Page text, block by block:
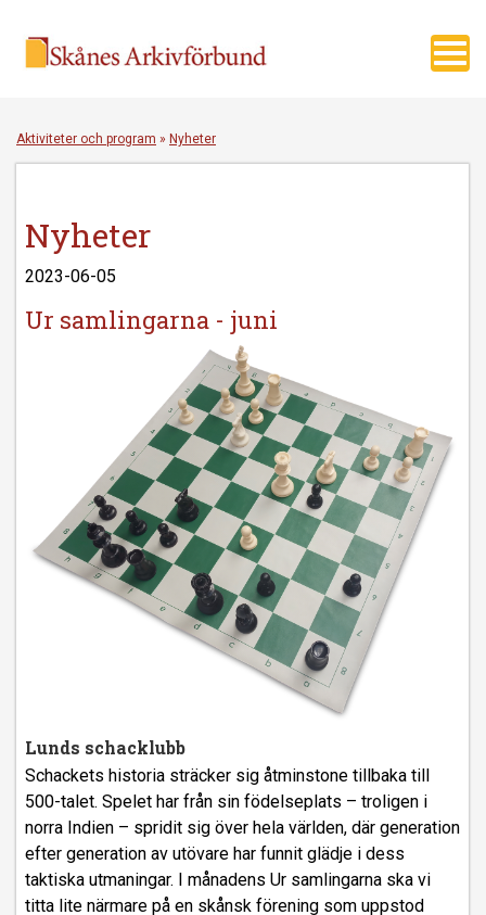
Aktiviteter och program » Nyheter
Nyheter
2023-06-05
Ur samlingarna - juni
Lunds schacklubb
Schackets historia sträcker sig åtminstone tillbaka till
500-talet. Spelet har från sin födelseplats – troligen i
norra Indien – spridit sig över hela världen, där generation
efter generation av utövare har funnit glädje i dess
taktiska utmaningar. I månadens Ur samlingarna ska vi
titta lite närmare på en skånsk förening som uppstod